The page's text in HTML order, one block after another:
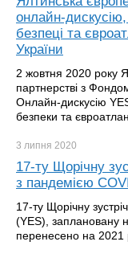
онлайн-
безпеці та
України
2 жовтня 2020 року
партнерстві з
Онлайн-дискусію
безпеки та
3 липня 2020
17-ту Щорічну
з пандемією
17-ту Щорічну
(YES), заплановану
перенесено на 2021